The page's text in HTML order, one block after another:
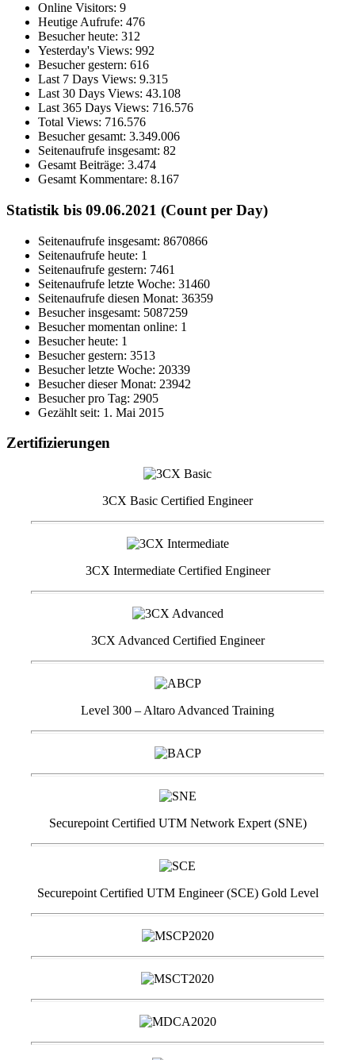
Online Visitors: 9
Heutige Aufrufe: 476
Besucher heute: 312
Yesterday's Views: 992
Besucher gestern: 616
Last 7 Days Views: 9.315
Last 30 Days Views: 43.108
Last 365 Days Views: 716.576
Total Views: 716.576
Besucher gesamt: 3.349.006
Seitenaufrufe insgesamt: 82
Gesamt Beiträge: 3.474
Gesamt Kommentare: 8.167
Statistik bis 09.06.2021 (Count per Day)
Seitenaufrufe insgesamt: 8670866
Seitenaufrufe heute: 1
Seitenaufrufe gestern: 7461
Seitenaufrufe letzte Woche: 31460
Seitenaufrufe diesen Monat: 36359
Besucher insgesamt: 5087259
Besucher momentan online: 1
Besucher heute: 1
Besucher gestern: 3513
Besucher letzte Woche: 20339
Besucher dieser Monat: 23942
Besucher pro Tag: 2905
Gezählt seit: 1. Mai 2015
Zertifizierungen
3CX Basic Certified Engineer
3CX Intermediate Certified Engineer
3CX Advanced Certified Engineer
Level 300 – Altaro Advanced Training
Securepoint Certified UTM Network Expert (SNE)
Securepoint Certified UTM Engineer (SCE) Gold Level